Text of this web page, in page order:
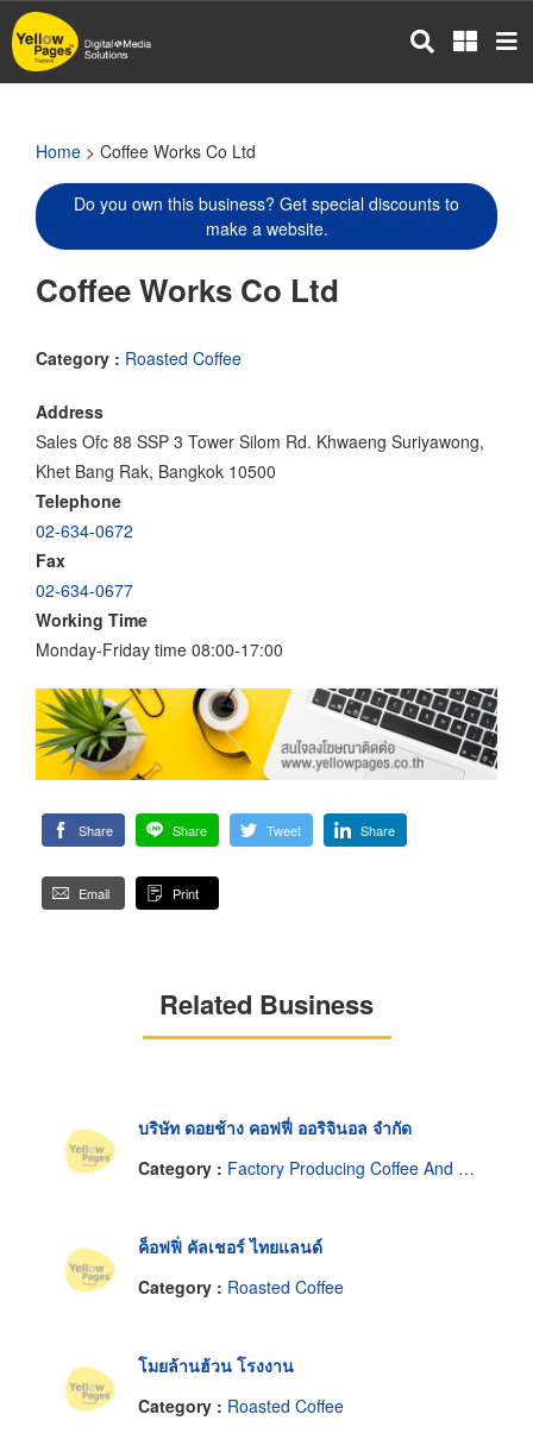
Skip
to
main
Home > Coffee Works Co Ltd
Do you own this business? Get special discounts to
make a website.
Coffee Works Co Ltd
Category : Roasted Coffee
Address
Sales Ofc 88 SSP 3 Tower Silom Rd. Khwaeng Suriyawong,
Khet Bang Rak, Bangkok 10500
Telephone
02-634-0672
Fax
02-634-0677
Working Time
Monday-Friday time 08:00-17:00
Share Share Tweet Share
Email Print
Related Business
บริษัท ดอยช้าง คอฟฟี่ ออริจินอล จำกัด
Category : Factory Producing Coffee And Instant Coffee.
ค็อฟฟิ่ คัลเชอร์ ไทยแลนด์
Category : Roasted Coffee
โมยล้านฮ้วน โรงงาน
Category : Roasted Coffee